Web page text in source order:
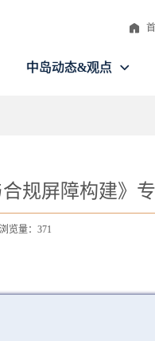
中岛动态&观点
规屏障构建》
览量：371